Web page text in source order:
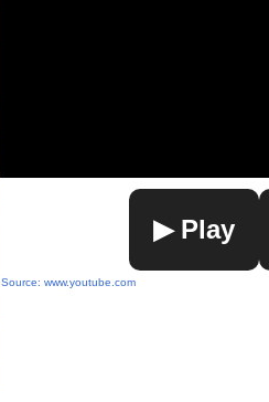
▶ Play
Source: www.youtube.com